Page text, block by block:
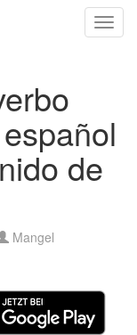
de
Mangel